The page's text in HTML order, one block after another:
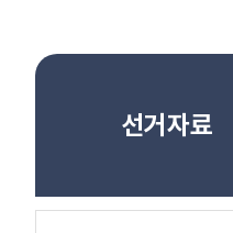
선거자료